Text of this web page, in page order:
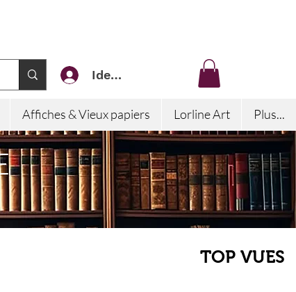
Identifiez-vous
Affiches & Vieux papiers Lorline Art Plus...
TOP VUES